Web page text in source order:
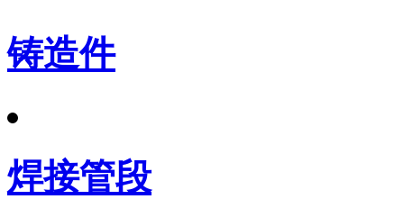
铸造件
焊接管段